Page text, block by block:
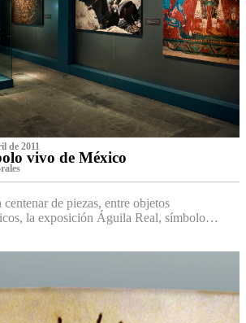
de 2011
vivo de México
de piezas, entre objetos
la exposición Águila Real, símbolo…